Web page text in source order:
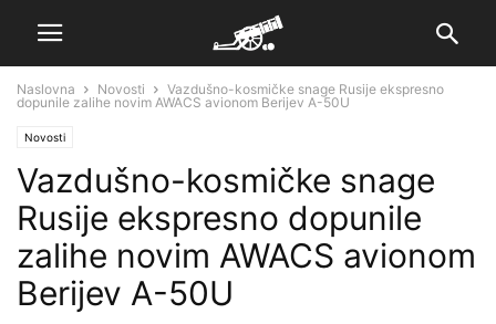
Naslovna Novosti
Vazdušno-kosmičke snage Rusije ekspresno
dopunile zalihe novim AWACS avionom Berijev A-50U
Novosti
Vazdušno-kosmičke snage
Rusije ekspresno dopunile
zalihe novim AWACS avionom
Berijev A-50U